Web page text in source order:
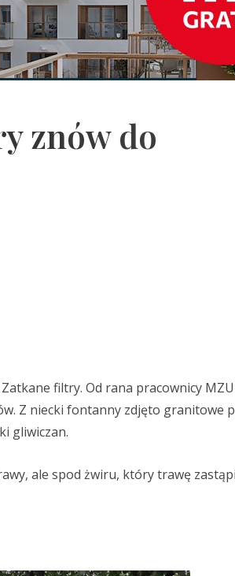
znów do
Zatkane filtry. Od rana pracownicy
Z niecki fontanny zdjęto granitowe
gliwiczan.
ale spod żwiru, który trawę